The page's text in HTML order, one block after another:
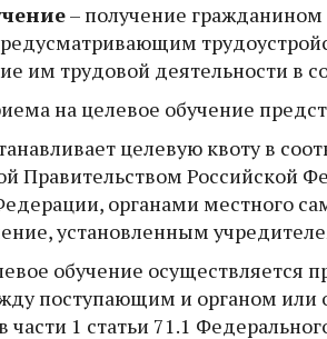
– получение гражданином
им трудовой деятельности в
на целевое обучение
целевую квоту в
Правительством Российской
органами местного
установленным
обучение осуществляется
поступающим и органом или
части 1 статьи 71.1